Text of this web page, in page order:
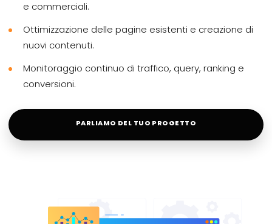
e commerciali.
Ottimizzazione delle pagine esistenti e creazione di
nuovi contenuti.
Monitoraggio continuo di traffico, query, ranking e
conversioni.
PARLIAMO DEL TUO PROGETTO